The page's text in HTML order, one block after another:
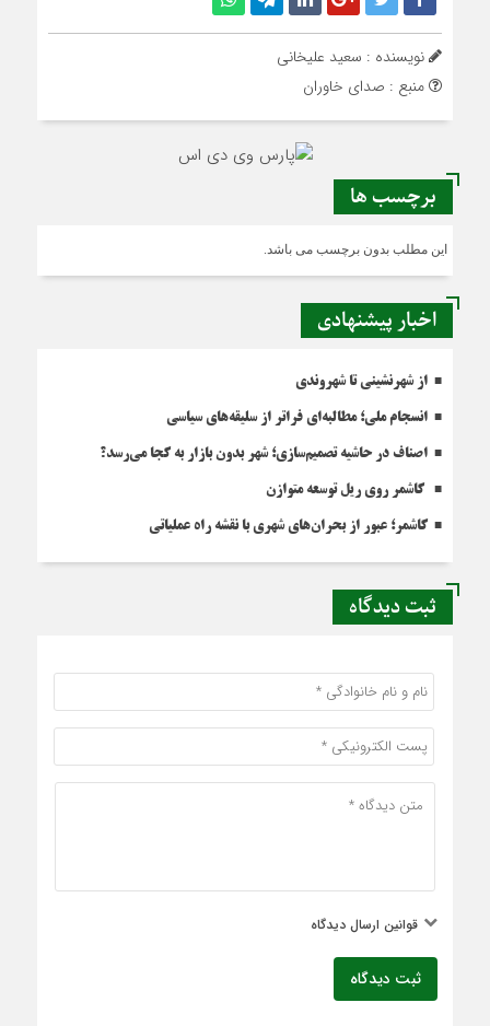
نویسنده : سعید علیخانی
منبع : صدای خاوران
برچسب ها
این مطلب بدون برچسب می باشد.
اخبار پیشنهادی
از شهرنشینی تا شهروندی
انسجام ملی؛ مطالبه‌ای فراتر از سلیقه‌های سیاسی
اصناف در حاشیه تصمیم‌سازی؛ شهر بدون بازار به کجا می‌رسد؟
کاشمر روی ریل توسعه متوازن
کاشمر؛ عبور از بحران‌های شهری با نقشه راه عملیاتی
ثبت دیدگاه
قوانین ارسال دیدگاه
ثبت دیدگاه